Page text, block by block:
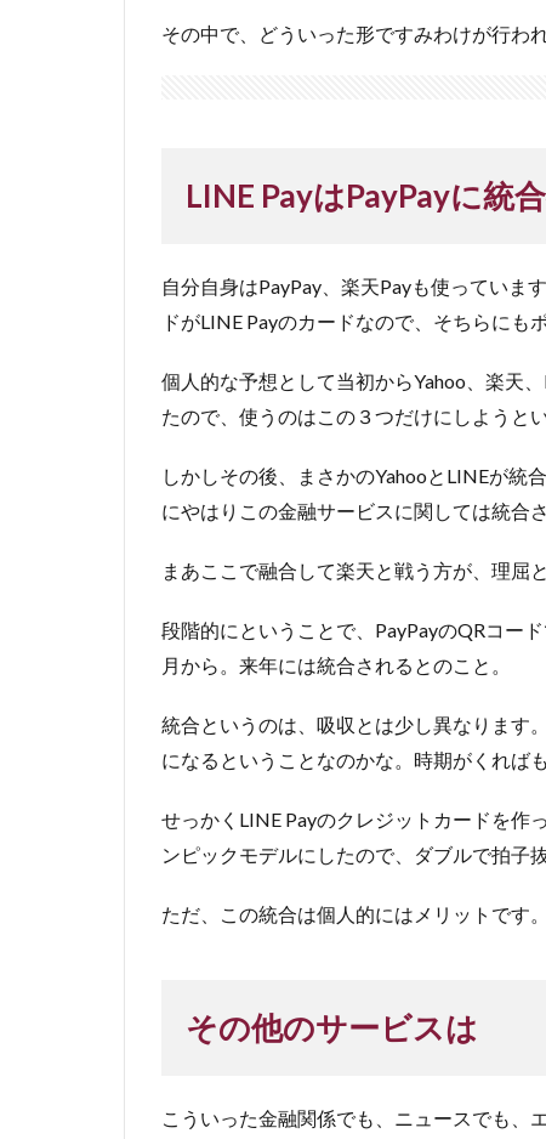
その中で、どういった形ですみわけが行わ
LINE PayはPayPayに統
自分自身はPayPay、楽天Payも使っていま
ドがLINE Payのカードなので、そちらにも
個人的な予想として当初からYahoo、楽天
たので、使うのはこの３つだけにしようと
しかしその後、まさかのYahooとLINEが統
にやはりこの金融サービスに関しては統合
まあここで融合して楽天と戦う方が、理屈
段階的にということで、PayPayのQRコー
月から。来年には統合されるとのこと。
統合というのは、吸収とは少し異なります
になるということなのかな。時期がくれば
せっかくLINE Payのクレジットカードを作
ンピックモデルにしたので、ダブルで拍子
ただ、この統合は個人的にはメリットです
その他のサービスは
こういった金融関係でも、ニュースでも、